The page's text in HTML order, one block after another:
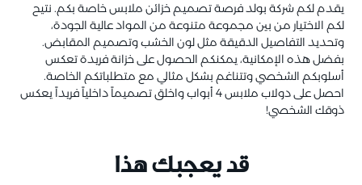
يقدم لكم شركة بولد فرصة تصميم خزائن ملابس خاصة بكم. نتيح
لكم الاختيار من بين مجموعة متنوعة من المواد عالية الجودة،
وتحديد التفاصيل الدقيقة مثل لون الخشب وتصميم المقابض.
بفضل هذه الإمكانية، يمكنكم الحصول على خزانة فريدة تعكس
أسلوبكم الشخصي وتتناغم بشكل مثالي مع متطلباتكم الخاصة.
احصل على دولاب ملابس 4 أبواب واخلق تصميماً داخلياً فريداً يعكس
ذوقك الشخصي!
قد يعجبك هذا